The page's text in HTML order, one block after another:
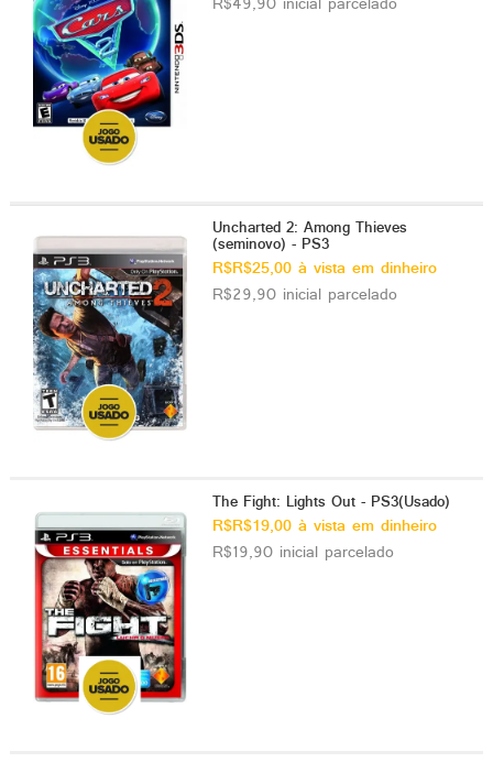
Uncharted 2: Among Thieves
(seminovo) - PS3
R$R$25,00 à vista em dinheiro
R$29,90 inicial parcelado
The Fight: Lights Out - PS3(Usado)
R$R$19,00 à vista em dinheiro
R$19,90 inicial parcelado